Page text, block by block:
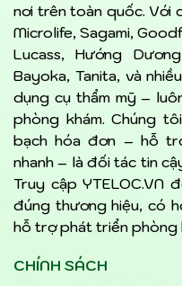
nơi trên toàn quốc. Với
Microlife, Sagami,
Lucass, Hướng
Bayoka, Tanita, và
dụng cụ thẩm mỹ –
phòng khám. Chúng
bạch hóa đơn – hỗ
nhanh – là đối tác tin
Truy cập YTELOC.VN
đúng thương hiệu, có
hỗ trợ phát triển phòng
CHÍNH SÁCH